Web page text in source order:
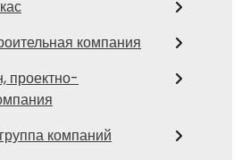
компания
проектно-
компаний